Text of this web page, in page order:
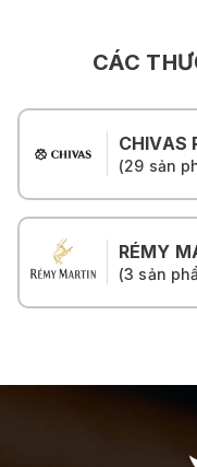
CÁC
CHIVAS
(29 sản
RÉMY
(3 sản